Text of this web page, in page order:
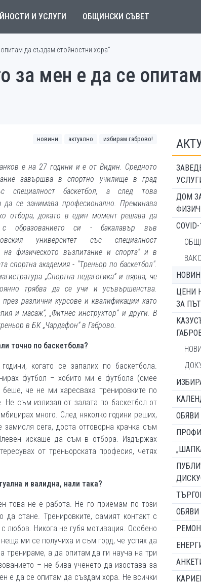
И УСЛУГИ ОБЩИНСКИ СЪВЕТ
да създам стойностни хора“
за мен е да се
новини актуално избирам габрово!
е на 27 години и e от Видин. Средното
завършва в спортно училище в град
специалност баскетбол, а след това
да се занимава професионално. Преминава
отбора, докато в един момент решава да
с образованието си - бакалавър във
университет със специалност
на физическото възпитание и спорта“ и в
спортна академия - "Tреньор по баскетбол".
„Спортна педагогика“ и вярва, че
трябва да се учи и усъвършенства.
различни курсове и квалификации като
и масаж“, „Фитнес инструктор“ и други. В
в БК „Чардафон“ в Габрово.
точно по баскетбола?
когато се запалих по баскетбола.
футбол – хобито ми е футбола (смее
че не ми харесваха тренировките по
съм излизал от залата по баскетбол от
много. След няколко години реших,
сега, доста отговорна крачка съм
искаше да съм в отбора. Издържах
от треньорската професия, четях
и валидна, нали така?
това не е работа. Не го приемам по този
стане. Тренировките, самият контакт с
любов. Никога не губя мотивация. Особено
ми се получиха и съм горд, че успях да
тренираме, а да опитам да ги науча на три
– не бива ученето да изостава за
е да се опитам да създам хора. Не всички
ДОМ
ЦЕНИ
ЗА
ОБЯВИ
ОБЯВИ